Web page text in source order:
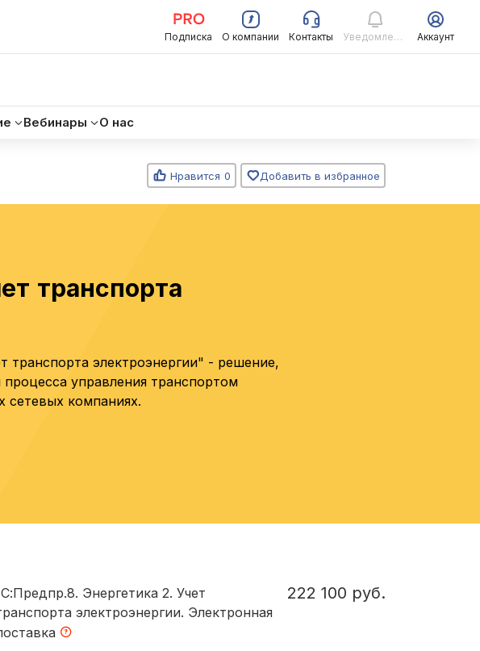
Подписка О компании Контакты Уведомления Аккаунт
Вебинары О нас
Нравится 0 Добавить в избранное
транспорта
транспорта электроэнергии" - решение,
управления транспортом
сетевых компаниях.
Энергетика 2. Учет
электроэнергии. Электронная
222 100 руб.